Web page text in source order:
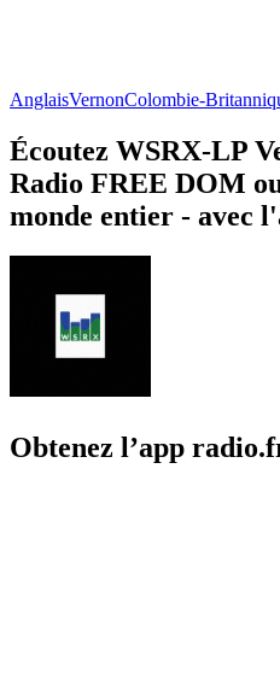
AnglaisVernonColombie-
Écoutez WSRX-LP
Radio FREE DOM
monde entier - avec
Obtenez l’app